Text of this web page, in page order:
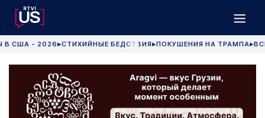
В США - 2026 ▶СТИХИЙНЫЕ БЕДСТВИЯ▶ПОКУШЕНИЯ НА ТРАМПА▶